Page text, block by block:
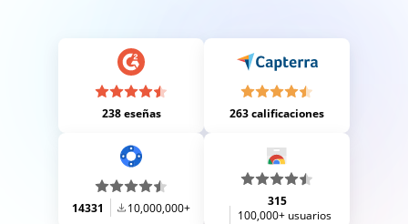
238 eseñas 263 calificaciones
14331 10,000,000+
315
100,000+ usuarios